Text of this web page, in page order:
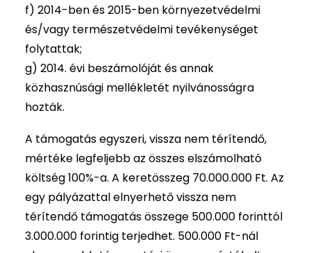
f) 2014-ben és 2015-ben környezetvédelmi
és/vagy természetvédelmi tevékenységet
folytattak;
g) 2014. évi beszámolóját és annak
közhasznúsági mellékletét nyilvánosságra
hozták.
A támogatás egyszeri, vissza nem térítendő,
mértéke legfeljebb az összes elszámolható
költség 100%-a. A keretösszeg 70.000.000 Ft. Az
egy pályázattal elnyerhető vissza nem
térítendő támogatás összege 500.000 forinttól
3.000.000 forintig terjedhet. 500.000 Ft-nál